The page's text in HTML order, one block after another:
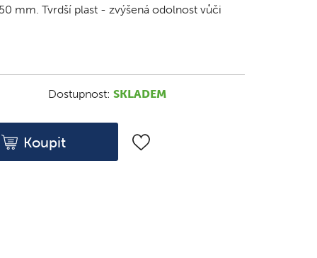
mm. Tvrdší plast - zvýšená odolnost vůči
Dostupnost: SKLADEM
Koupit